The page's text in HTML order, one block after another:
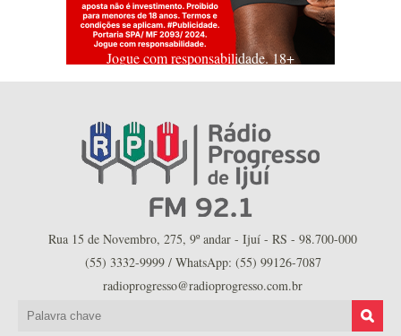
Jogue com responsabilidade. 18+
Rua 15 de Novembro, 275, 9º andar - Ijuí - RS - 98.700-000
(55) 3332-9999 / WhatsApp: (55) 99126-7087
radioprogresso@radioprogresso.com.br